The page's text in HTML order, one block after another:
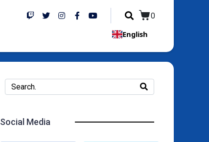
0
English
Social Media